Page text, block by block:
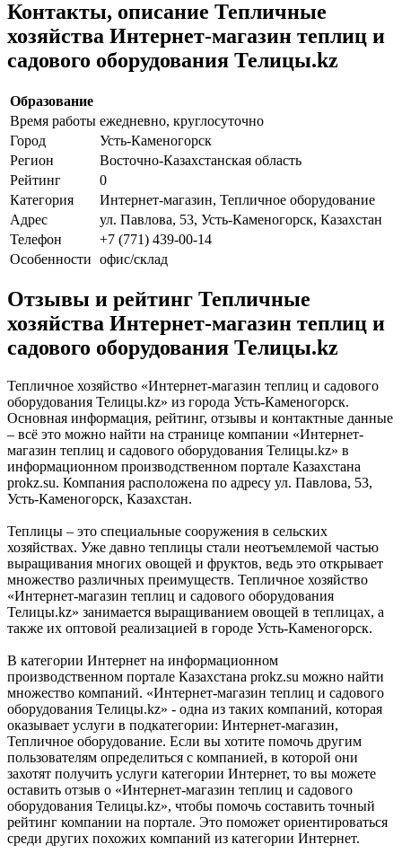
Контакты, описание Тепличные
хозяйства Интернет-магазин теплиц и
садового оборудования Телицы.kz
Образование
Время работы ежедневно, круглосуточно
Город
Усть-Каменогорск
Регион
Восточно-Казахстанская область
Рейтинг
0
Категория
Интернет-магазин, Тепличное оборудование
Адрес
ул. Павлова, 53, Усть-Каменогорск, Казахстан
Телефон
+7 (771) 439-00-14
Особенности офис/склад
Отзывы и рейтинг Тепличные
хозяйства Интернет-магазин теплиц и
садового оборудования Телицы.kz
Тепличное хозяйство «Интернет-магазин теплиц и садового
оборудования Телицы.kz» из города Усть-Каменогорск.
Основная информация, рейтинг, отзывы и контактные данные
– всё это можно найти на странице компании «Интернет-
магазин теплиц и садового оборудования Телицы.kz» в
информационном производственном портале Казахстана
prokz.su. Компания расположена по адресу ул. Павлова, 53,
Усть-Каменогорск, Казахстан.
Теплицы – это специальные сооружения в сельских
хозяйствах. Уже давно теплицы стали неотъемлемой частью
выращивания многих овощей и фруктов, ведь это открывает
множество различных преимуществ. Тепличное хозяйство
«Интернет-магазин теплиц и садового оборудования
Телицы.kz» занимается выращиванием овощей в теплицах, а
также их оптовой реализацией в городе Усть-Каменогорск.
В категории Интернет на информационном
производственном портале Казахстана prokz.su можно найти
множество компаний. «Интернет-магазин теплиц и садового
оборудования Телицы.kz» - одна из таких компаний, которая
оказывает услуги в подкатегории: Интернет-магазин,
Тепличное оборудование. Если вы хотите помочь другим
пользователям определиться с компанией, в которой они
захотят получить услуги категории Интернет, то вы можете
оставить отзыв о «Интернет-магазин теплиц и садового
оборудования Телицы.kz», чтобы помочь составить точный
рейтинг компании на портале. Это поможет ориентироваться
среди других похожих компаний из категории Интернет.